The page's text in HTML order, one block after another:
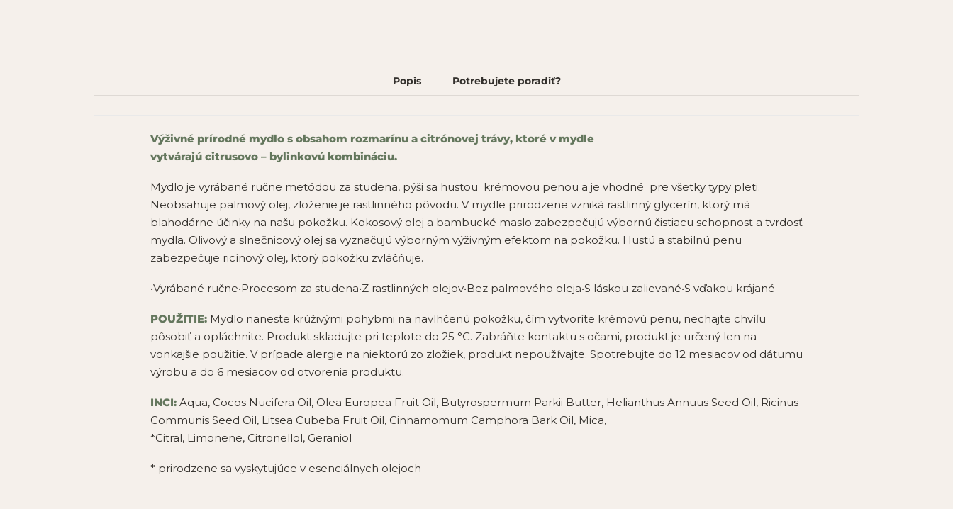
Popis Potrebujete poradiť?
Výživné prírodné mydlo s obsahom rozmarínu a citrónovej trávy, ktoré v mydle
vytvárajú citrusovo – bylinkovú kombináciu.
Mydlo je vyrábané ručne metódou za studena, pýši sa hustou krémovou penou a je vhodné pre všetky typy pleti.
Neobsahuje palmový olej, zloženie je rastlinného pôvodu. V mydle prirodzene vzniká rastlinný glycerín, ktorý má
blahodárne účinky na našu pokožku. Kokosový olej a bambucké maslo zabezpečujú výbornú čistiacu schopnosť a tvrdosť
mydla. Olivový a slnečnicový olej sa vyznačujú výborným výživným efektom na pokožku. Hustú a stabilnú penu
zabezpečuje ricínový olej, ktorý pokožku zvláčňuje.
•Vyrábané ručne•Procesom za studena•Z rastlinných olejov•Bez palmového oleja•S láskou zalievané•S vďakou krájané
POUŽITIE: Mydlo naneste krúživými pohybmi na navlhčenú pokožku, čím vytvoríte krémovú penu, nechajte chvíľu
pôsobiť a opláchnite. Produkt skladujte pri teplote do 25 °C. Zabráňte kontaktu s očami, produkt je určený len na
vonkajšie použitie. V prípade alergie na niektorú zo zložiek, produkt nepoužívajte. Spotrebujte do 12 mesiacov od dátumu
výrobu a do 6 mesiacov od otvorenia produktu.
INCI: Aqua, Cocos Nucifera Oil, Olea Europea Fruit Oil, Butyrospermum Parkii Butter, Helianthus Annuus Seed Oil, Ricinus
Communis Seed Oil, Litsea Cubeba Fruit Oil, Cinnamomum Camphora Bark Oil, Mica,
*Citral, Limonene, Citronellol, Geraniol
* prirodzene sa vyskytujúce v esenciálnych olejoch